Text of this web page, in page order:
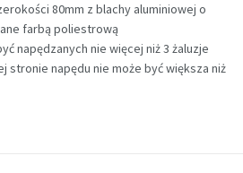
80mm z blachy aluminiowej o
farbą poliestrową
napędzanych nie więcej niż 3 żaluzje
stronie napędu nie może być większa niż